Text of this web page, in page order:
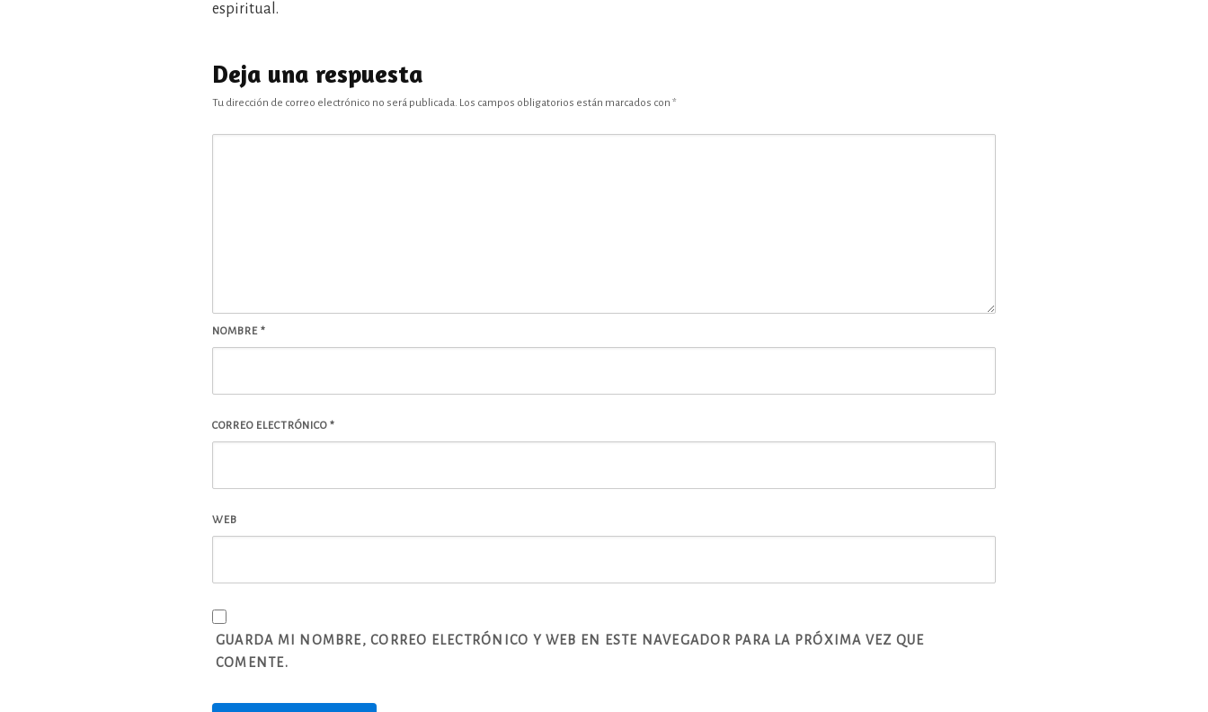
espiritual.
Deja una respuesta
Tu dirección de correo electrónico no será publicada. Los campos obligatorios están marcados con *
NOMBRE *
CORREO ELECTRÓNICO *
WEB
GUARDA MI NOMBRE, CORREO ELECTRÓNICO Y WEB EN ESTE NAVEGADOR PARA LA PRÓXIMA VEZ QUE
COMENTE.